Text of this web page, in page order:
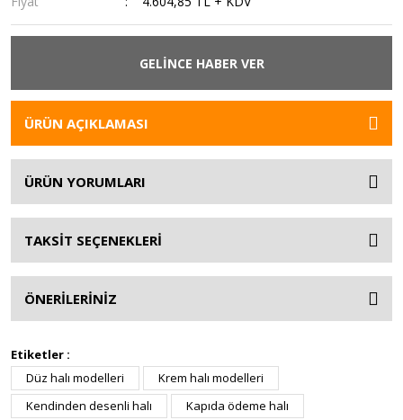
GELİNCE HABER VER
ÜRÜN AÇIKLAMASI
ÜRÜN YORUMLARI
TAKSİT SEÇENEKLERİ
ÖNERİLERİNİZ
Etiketler :
Düz halı modelleri
Krem halı modelleri
Kendinden desenli halı
Kapıda ödeme halı